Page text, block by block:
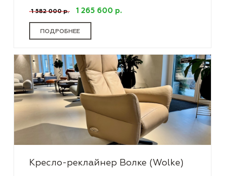
1 582 000 р. 1 265 600 р.
ПОДРОБНЕЕ
Кресло-реклайнер Волке (Wolke)